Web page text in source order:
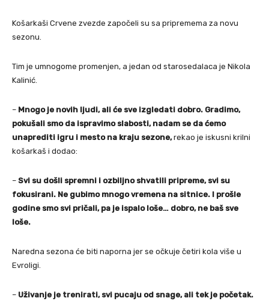
Košarkaši Crvene zvezde započeli su sa pripremema za novu
sezonu.
Tim je umnogome promenjen, a jedan od starosedalaca je Nikola
Kalinić.
– Mnogo je novih ljudi, ali će sve izgledati dobro. Gradimo,
pokušali smo da ispravimo slabosti, nadam se da ćemo
unaprediti igru i mesto na kraju sezone,rekao je iskusni krilni
košarkaš i dodao:
– Svi su došli spremni i ozbiljno shvatili pripreme, svi su
fokusirani. Ne gubimo mnogo vremena na sitnice. I prošle
godine smo svi pričali, pa je ispalo loše… dobro, ne baš sve
loše.
Naredna sezona će biti naporna jer se očkuje četiri kola više u
Evroligi.
– Uživanje je trenirati, svi pucaju od snage, ali tek je početak.